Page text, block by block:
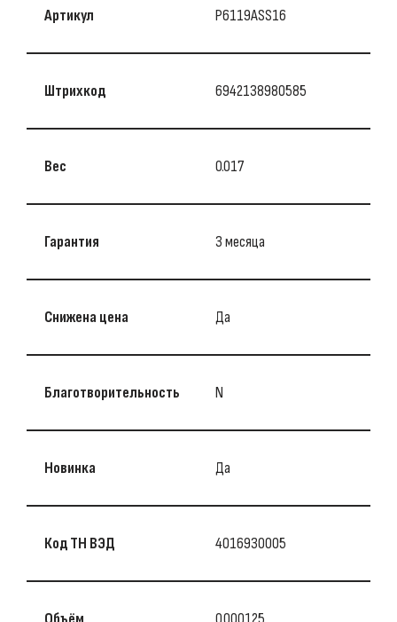
Артикул P6119ASS16
Штрихкод 6942138980585
Вес 0.017
Гарантия 3 месяца
Снижена цена Да
Благотворительность N
Новинка Да
Код ТН ВЭД 4016930005